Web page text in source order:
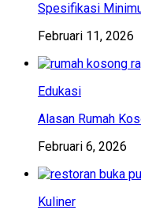
Spesifikasi
Februari 11, 2026
Edukasi
Alasan Rumah
Februari 6, 2026
Kuliner